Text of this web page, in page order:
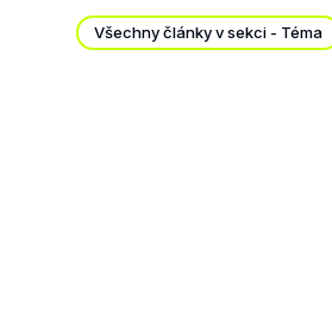
Všechny články v sekci - Téma